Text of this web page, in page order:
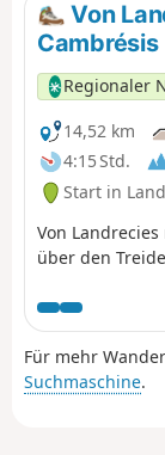
Von
Cambrésis
Regionaler
14,52 km
4:15 Std.
Start in
Von
über den
Für mehr
Suchmaschine.